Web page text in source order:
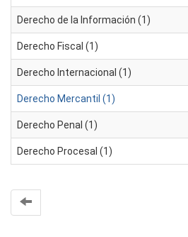
Derecho de la Información (1)
Derecho Fiscal (1)
Derecho Internacional (1)
Derecho Mercantil (1)
Derecho Penal (1)
Derecho Procesal (1)